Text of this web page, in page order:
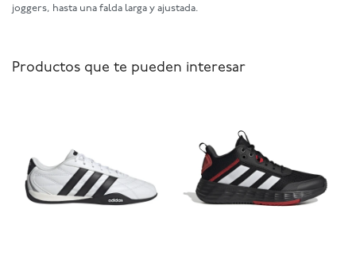
joggers, hasta una falda larga y ajustada.
Productos que te pueden interesar